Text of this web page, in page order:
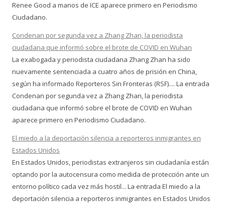
Renee Good a manos de ICE aparece primero en Periodismo
Ciudadano.
Condenan por segunda vez a Zhang Zhan, la periodista
ciudadana que informó sobre el brote de COVID en Wuhan
La exabogada y periodista ciudadana Zhang Zhan ha sido
nuevamente sentenciada a cuatro años de prisión en China,
según ha informado Reporteros Sin Fronteras (RSF).... La entrada
Condenan por segunda vez a Zhang Zhan, la periodista
ciudadana que informó sobre el brote de COVID en Wuhan
aparece primero en Periodismo Ciudadano.
El miedo a la deportación silencia a reporteros inmigrantes en
Estados Unidos
En Estados Unidos, periodistas extranjeros sin ciudadanía están
optando por la autocensura como medida de protección ante un
entorno político cada vez más hostil... La entrada El miedo a la
deportación silencia a reporteros inmigrantes en Estados Unidos